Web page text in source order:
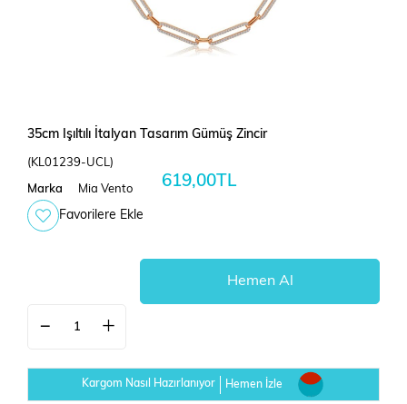
35cm Işıltılı İtalyan Tasarım Gümüş Zincir
(KL01239-UCL)
Marka Mia Vento 619,00TL
Favorilere Ekle
Kargom Nasıl Hazırlanıyor Hemen İzle